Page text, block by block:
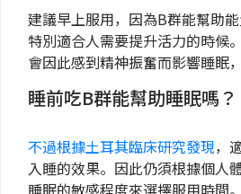
建議早上服用，因為B群能幫助能
特別適合人需要提升活力的時候
會因此感到精神振奮而影響睡眠
睡前吃B群能幫助睡眠嗎？
不過根據土耳其臨床研究發現，
入睡的效果。因此仍須根據個人
睡眠的敏感程度來選擇服用時間。